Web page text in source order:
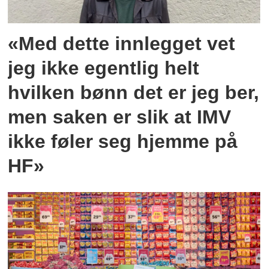
«Med dette innlegget vet
jeg ikke egentlig helt
hvilken bønn det er jeg ber,
men saken er slik at IMV
ikke føler seg hjemme på
HF»